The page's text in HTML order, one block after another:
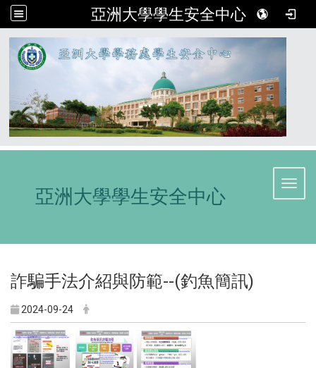
亞洲大學學生安全中心
亞洲大學學生安全中心
詐騙手法介紹與防範--(釣魚簡訊)
2024-09-24